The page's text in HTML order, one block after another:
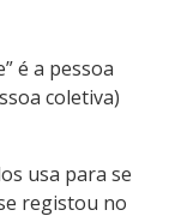
é a pessoa
coletiva)
usa para se
registou no